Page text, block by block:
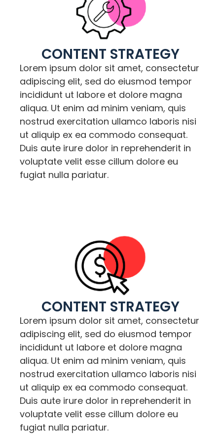
CONTENT STRATEGY
Lorem ipsum dolor sit amet, consectetur
adipiscing elit, sed do eiusmod tempor
incididunt ut labore et dolore magna
aliqua. Ut enim ad minim veniam, quis
nostrud exercitation ullamco laboris nisi
ut aliquip ex ea commodo consequat.
Duis aute irure dolor in reprehenderit in
voluptate velit esse cillum dolore eu
fugiat nulla pariatur.
CONTENT STRATEGY
Lorem ipsum dolor sit amet, consectetur
adipiscing elit, sed do eiusmod tempor
incididunt ut labore et dolore magna
aliqua. Ut enim ad minim veniam, quis
nostrud exercitation ullamco laboris nisi
ut aliquip ex ea commodo consequat.
Duis aute irure dolor in reprehenderit in
voluptate velit esse cillum dolore eu
fugiat nulla pariatur.